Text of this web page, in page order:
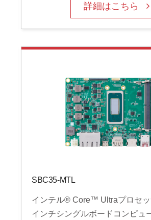
詳細はこちら
SBC35-MTL
インテル® Core™ Ultraプロセ
インチシングルボードコンピュ